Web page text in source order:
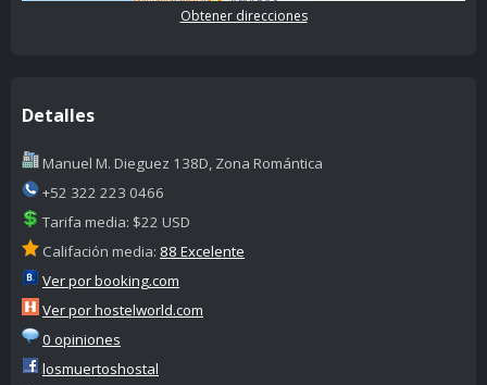
Obtener direcciones
Detalles
Manuel M. Dieguez 138D, Zona Romántica
+52 322 223 0466
Tarifa media: $22 USD
Califación media: 88 Excelente
Ver por booking.com
Ver por hostelworld.com
0 opiniones
losmuertoshostal